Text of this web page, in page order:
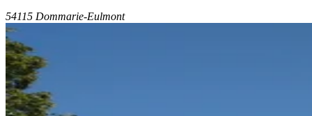
54115 Dommarie-Eulmont